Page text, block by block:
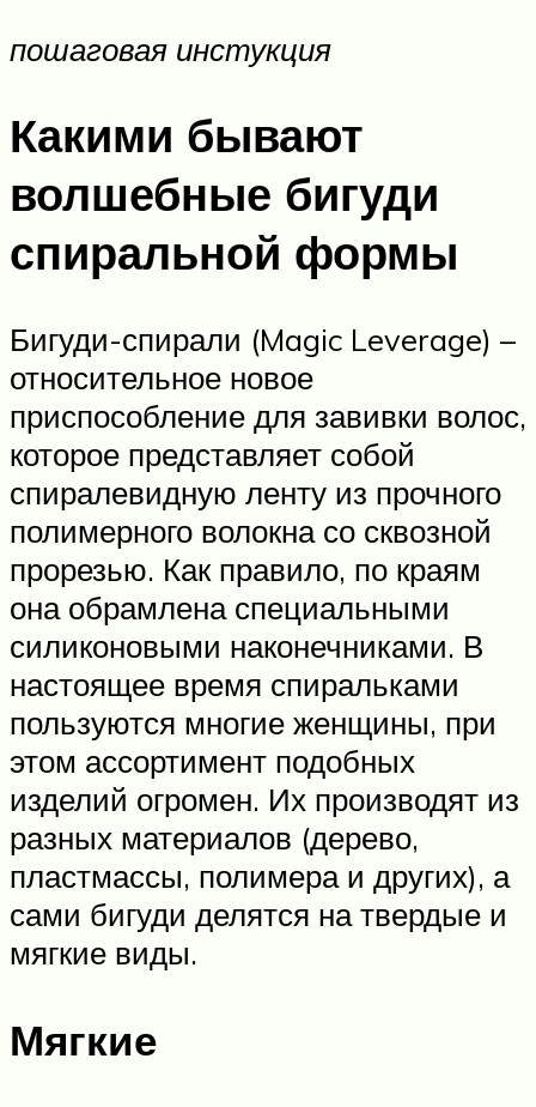
пошаговая инстукция
Какими бывают
волшебные бигуди
спиральной формы
Бигуди-спирали (Magic Leverage) –
относительное новое
приспособление для завивки волос,
которое представляет собой
спиралевидную ленту из прочного
полимерного волокна со сквозной
прорезью. Как правило, по краям
она обрамлена специальными
силиконовыми наконечниками. В
настоящее время спиральками
пользуются многие женщины, при
этом ассортимент подобных
изделий огромен. Их производят из
разных материалов (дерево,
пластмассы, полимера и других), а
сами бигуди делятся на твердые и
мягкие виды.
Мягкие